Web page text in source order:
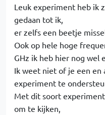
Leuk experiment heb ik
gedaan tot ik,
er zelfs een beetje
Ook op hele hoge
GHz ik heb hier nog wel
Ik weet niet of je een en
experiment te
Met dit soort
om te kijken,